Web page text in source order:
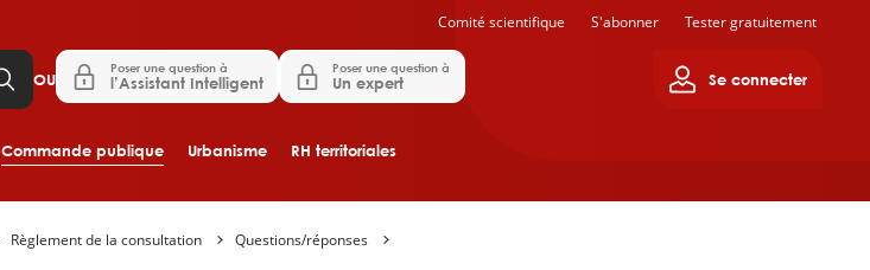
Aller au contenu principal
Commande publique Urbanisme RH territoriales
OU
Poser une question à
l’Assistant Intelligent
Poser une question à
Un expert Se connecter
Comité scientifique S'abonner Tester gratuitement
Règlement de la consultation
Questions/réponses